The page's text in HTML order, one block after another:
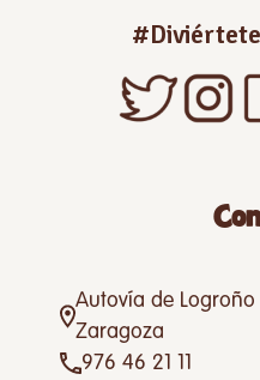
Autovía de
Zaragoza
976 46 21 11